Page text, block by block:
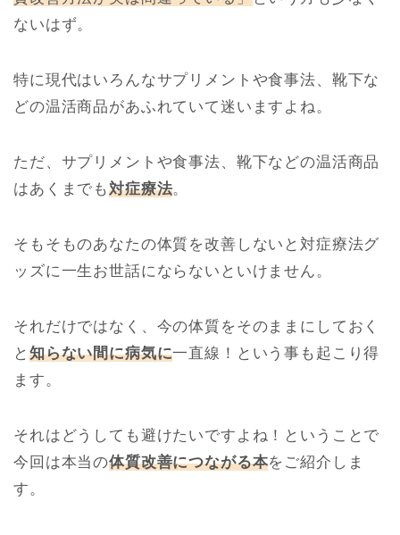
ないはず。
特に現代はいろんなサプリメントや食事法、靴下な
どの温活商品があふれていて迷いますよね。
ただ、サプリメントや食事法、靴下などの温活商品
はあくまでも対症療法。
そもそものあなたの体質を改善しないと対症療法グ
ッズに一生お世話にならないといけません。
それだけではなく、今の体質をそのままにしておく
と 知らない間に病気に一直線！という事も起こり得
ます。
それはどうしても避けたいですよね！ということで
今回は本当の体質改善につながる本をご紹介しま
す。